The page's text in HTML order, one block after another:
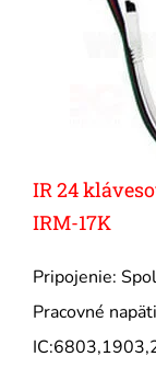
IR 24
IRM-17K
Pripojenie:
Pracovné